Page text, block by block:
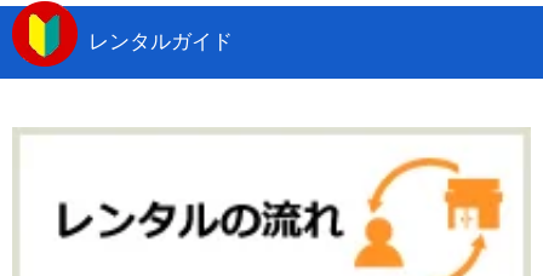
レンタルガイド